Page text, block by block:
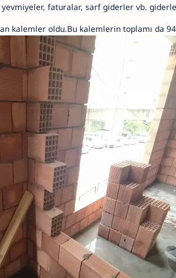
faturalar, sarf giderler vb.
kalemler oldu.Bu kalemlerin toplamı da